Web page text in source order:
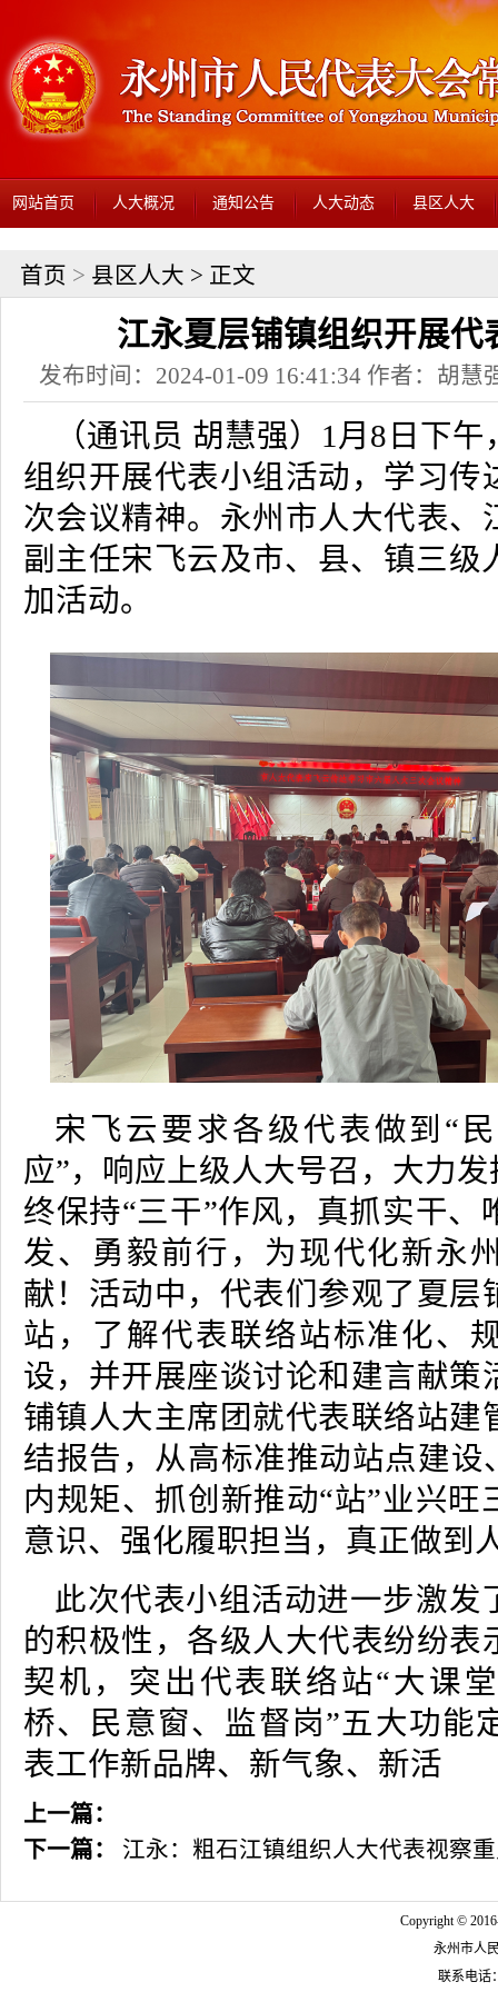
网站首页 人大概况 通知公告 人大动态 县区人大
首页 > 县区人大 > 正文
江永夏层铺镇组织开展代
发布时间：2024-01-09 16:41:34 作者：胡慧
（通讯员 胡慧强）1月8日下
组织开展代表小组活动，学习传
次会议精神。永州市人大代表、
副主任宋飞云及市、县、镇三级
加活动。
宋飞云要求各级代表做到“
应”，响应上级人大号召，大力
终保持“三干”作风，真抓实干、
发、勇毅前行，为现代化新永
献！活动中，代表们参观了夏层
站，了解代表联络站标准化、
设，并开展座谈讨论和建言献策
铺镇人大主席团就代表联络站建
结报告，从高标准推动站点建设
内规矩、抓创新推动“站”业兴旺
意识、强化履职担当，真正做到
此次代表小组活动进一步激发
的积极性，各级人大代表纷纷表
契机，突出代表联络站“大课
桥、民意窗、监督岗”五大功能
表工作新品牌、新气象、新活
上一篇：
下一篇：
江永：粗石江镇组织人大代表视察
Copyright ©
永州市人
联系电话